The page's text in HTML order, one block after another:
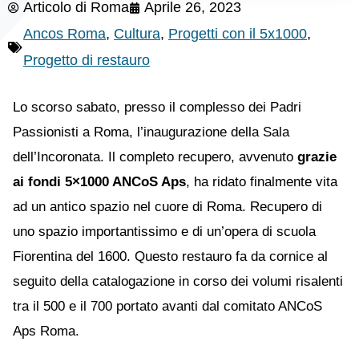
Articolo di Roma
Aprile 26, 2023
Ancos Roma, Cultura, Progetti con il 5x1000,
Progetto di restauro
Lo scorso sabato, presso il complesso dei Padri
Passionisti a Roma, l’inaugurazione della Sala
dell’Incoronata. Il completo recupero, avvenuto grazie
ai fondi 5×1000 ANCoS Aps, ha ridato finalmente vita
ad un antico spazio nel cuore di Roma. Recupero di
uno spazio importantissimo e di un’opera di scuola
Fiorentina del 1600. Questo restauro fa da cornice al
seguito della catalogazione in corso dei volumi risalenti
tra il 500 e il 700 portato avanti dal comitato ANCoS
Aps Roma.